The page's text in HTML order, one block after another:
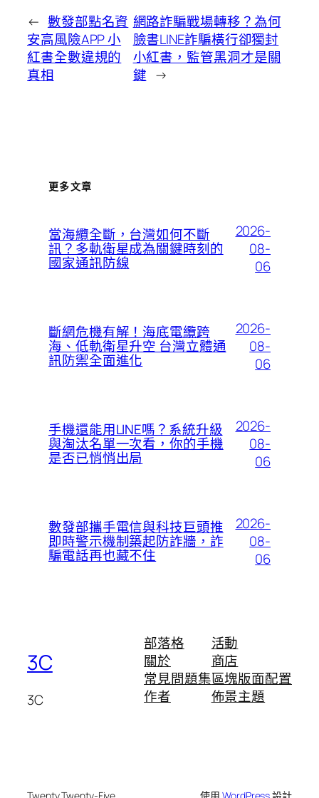
← 數發部點名資
安高風險APP 小
紅書全數違規的
真相
網路詐騙戰場轉移？為何
臉書LINE詐騙橫行卻獨封
小紅書，監管黑洞才是關
鍵 →
更多文章
當海纜全斷，台灣如何不斷
訊？多軌衛星成為關鍵時刻的
國家通訊防線
2026-
08-
06
斷網危機有解！海底電纜跨
海、低軌衛星升空 台灣立體通
訊防禦全面進化
2026-
08-
06
手機還能用LINE嗎？系統升級
與淘汰名單一次看，你的手機
是否已悄悄出局
2026-
08-
06
數發部攜手電信與科技巨頭推
即時警示機制築起防詐牆，詐
騙電話再也藏不住
2026-
08-
06
3C
3C
部落格
關於
常見問題集
作者
活動
商店
區塊版面配置
佈景主題